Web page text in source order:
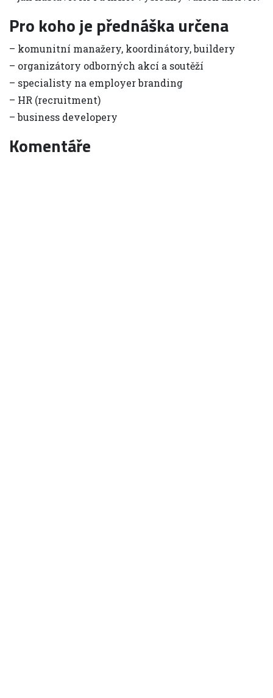
Pro koho je přednáška určena
– komunitní manažery, koordinátory, buildery
– organizátory odborných akcí a soutěží
– specialisty na employer branding
– HR (recruitment)
– business developery
Komentáře